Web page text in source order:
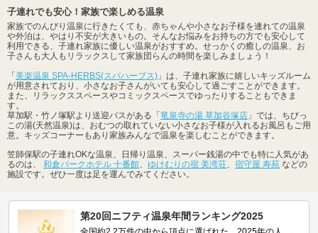
子連れでも安心！家族で楽しめる温泉
家族でのんびり温泉に行きたくても、赤ちゃんや小さなお子様を連れての温泉
や外泊は、やはり不安が大きいもの。そんなお悩みをお持ちの方でも安心して
利用できる、子連れ家族に優しい温泉がおすすめ。せっかくの癒しの温泉、お
子さんも大人もリラックスして家族団らんの時間を楽しみましょう！
「 美楽温泉 SPA-HERBS(スパハーブス) 」は、子連れ家族に嬉しいキッズルーム
が用意されており、小さなお子さんがいても安心して過ごすことができます。
また、リラックススペースやコミックスペースでゆったりすることもできま
す。
草加駅・竹ノ塚駅より送迎バスがある「 竜泉寺の湯 草加谷塚店 」では、ちびっ
この湯(天然温泉)は、おむつの取れていない小さなお子様が入れるお風呂もご用
意。キッズコーナーもあり家族みんなで温泉を楽しむことができます。
笠師保駅の子連れOKな温泉、日帰り温泉、スーパー銭湯の中でも特に人気があ
るのは、 和倉パークホテル 十番館、 ゆけむりの宿 美湾荘、 宿守屋 寿苑 などの
施設です。ぜひ一度は足を運んでみてください。
第20回ニフティ温泉年間ランキング2025